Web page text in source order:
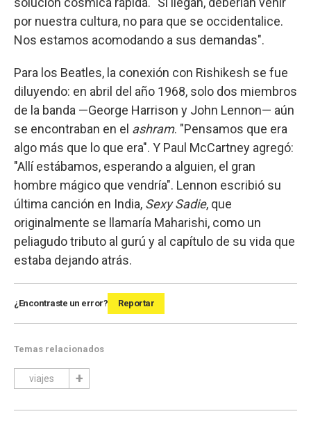
por nuestra cultura, no para que se occidentalice.
Nos estamos acomodando a sus demandas".
Para los Beatles, la conexión con Rishikesh se fue
diluyendo: en abril del año 1968, solo dos miembros
de la banda —George Harrison y John Lennon— aún
se encontraban en el ashram. "Pensamos que era
algo más que lo que era". Y Paul McCartney agregó:
"Allí estábamos, esperando a alguien, el gran
hombre mágico que vendría". Lennon escribió su
última canción en India, Sexy Sadie, que
originalmente se llamaría Maharishi, como un
peliagudo tributo al gurú y al capítulo de su vida que
estaba dejando atrás.
¿Encontraste un error? Reportar
Temas relacionados
viajes